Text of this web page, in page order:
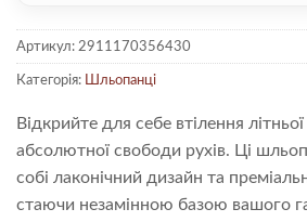
Артикул: 2911170356430
Категорія: Шльопанці
Відкрийте для себе втілення
абсолютної свободи рухів. Ці
собі лаконічний дизайн та
стаючи незамінною базою вашого